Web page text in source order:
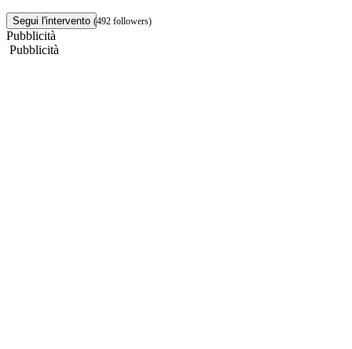
Segui l'intervento (492 followers)
Pubblicità
Pubblicità